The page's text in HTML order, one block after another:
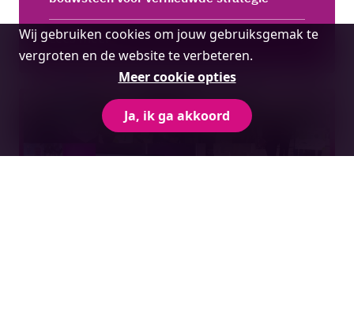
Cookie
melding
Wij gebruiken cookies om jouw gebruiksgemak te
vergroten en de website te verbeteren.
Meer cookie opties
Ja, ik ga akkoord
Lees meer